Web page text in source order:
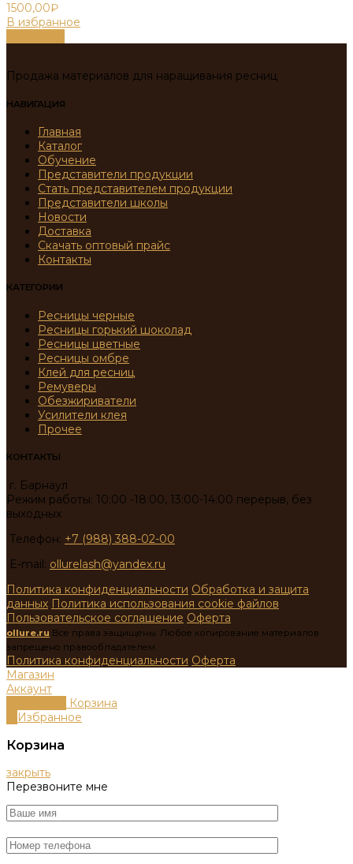
1500,00₽
В избранное
Продажа материалов для наращивания ресниц
НАВИГАЦИЯ
Главная
Каталог
Обучение
Представители продукции
Стать представителем продукции
Представители школы
Новости
Доставка
Скачать оптовый прайс
Контакты
КАТЕГОРИИ
Ресницы черные
Ресницы горький шоколад
Ресницы цветные
Ресницы омбре
Клей для ресниц
Ремуверы
Обезжириватели
Усилители клея
Прочее
КОНТАКТЫ
г. Барнаул
Режим работы: 10:00 -18:00, 13:00-14:00 перерыв, без
выходных
Телефон: +7 (988) 388-02-00
E-mail: ollurelash@yandex.ru
Политика конфиденциальности Обработка и защита
данных Политика использования cookie файлов
Пользовательское соглашение Оферта
ollure.ru Все права защищены. Любое копирование материалов
запрещено правообладателем.
Политика конфиденциальности Оферта
Магазин
Аккаунт
Корзина
Избранное
Корзина
закрыть
Перезвоните мне